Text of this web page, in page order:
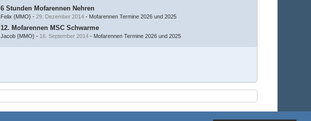
6 Stunden Mofarennen Nehren
Felix {MMO}- 29. Dezember 2014- Mofarennen Termine 2026 und 2025
12. Mofarennen MSC Schwarme
Jacob {MMO}- 16. September 2014- Mofarennen Termine 2026 und 2025
8. August 2026, 21:14